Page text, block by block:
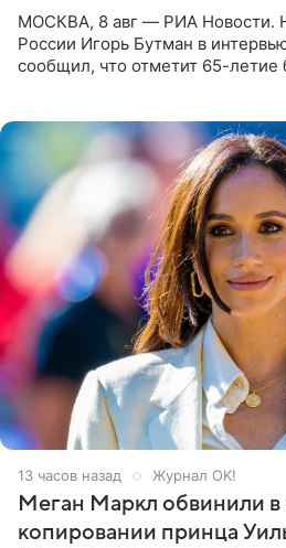
МОСКВА, 8 авг — РИА Новости.
России Игорь Бутман в
сообщил, что отметит 65-
13 часов назад Журнал OK!
Меган Маркл обвинили
копировании принца